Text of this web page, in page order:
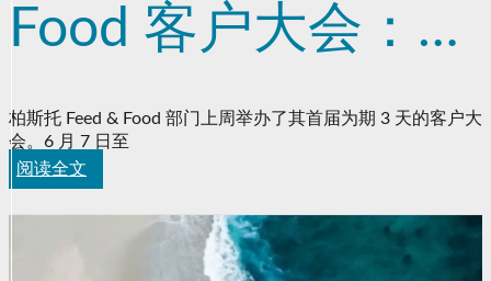
Food 客户大会：全
球趋势与客户需求
柏斯托 Feed & Food 部门上周举办了其首届为期 3 天的客户大
会。6 月 7 日至
阅读全文